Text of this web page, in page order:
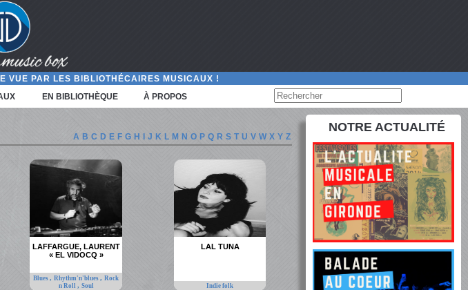
VUE PAR LES BIBLIOTHÉCAIRES MUSICAUX !
EN BIBLIOTHÈQUE À PROPOS
A B C D E F G H I J K L M N O P Q R S T U V W X Y Z
LAFFARGUE, LAURENT
« EL VIDOCQ »
Blues,Rhythm'n'blues,Rock
n Roll , Soul
LAL TUNA
Indie folk
NOTRE ACTUALITÉ